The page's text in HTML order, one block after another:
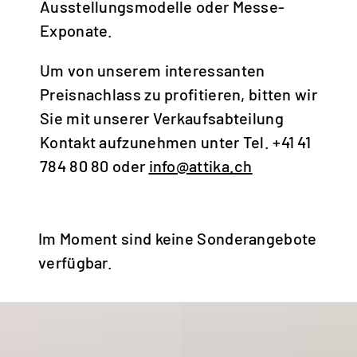
Italien | Deutsch
Italia | italiano
Global | english
Ausstellungsmodelle oder Messe-
Exponate.
Um von unserem interessanten
Preisnachlass zu profitieren, bitten wir
Sie mit unserer Verkaufsabteilung
Kontakt aufzunehmen unter Tel. +41 41
784 80 80 oder info@attika.ch
Im Moment sind keine Sonderangebote
verfügbar.